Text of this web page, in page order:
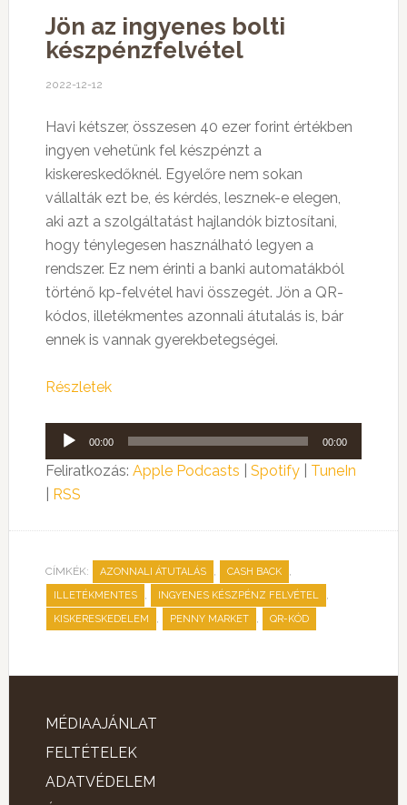
Jön az ingyenes bolti
készpénzfelvétel
2022-12-12
Havi kétszer, összesen 40 ezer forint értékben
ingyen vehetünk fel készpénzt a
kiskereskedőknél. Egyelőre nem sokan
vállalták ezt be, és kérdés, lesznek-e elegen,
aki azt a szolgáltatást hajlandók biztosítani,
hogy ténylegesen használható legyen a
rendszer. Ez nem érinti a banki automatákból
történő kp-felvétel havi összegét. Jön a QR-
kódos, illetékmentes azonnali átutalás is, bár
ennek is vannak gyerekbetegségei.
Részletek
Audió
lejátszó
00:00 00:00
Feliratkozás: Apple Podcasts Spotify| TuneIn
RSS
CÍMKÉK: AZONNALI ÁTUTALÁS , CASH BACK ,
ILLETÉKMENTES , INGYENES KÉSZPÉNZ FELVÉTEL ,
KISKERESKEDELEM , PENNY MARKET , QR-KÓD
MÉDIAAJÁNLAT
FELTÉTELEK
ADATVÉDELEM